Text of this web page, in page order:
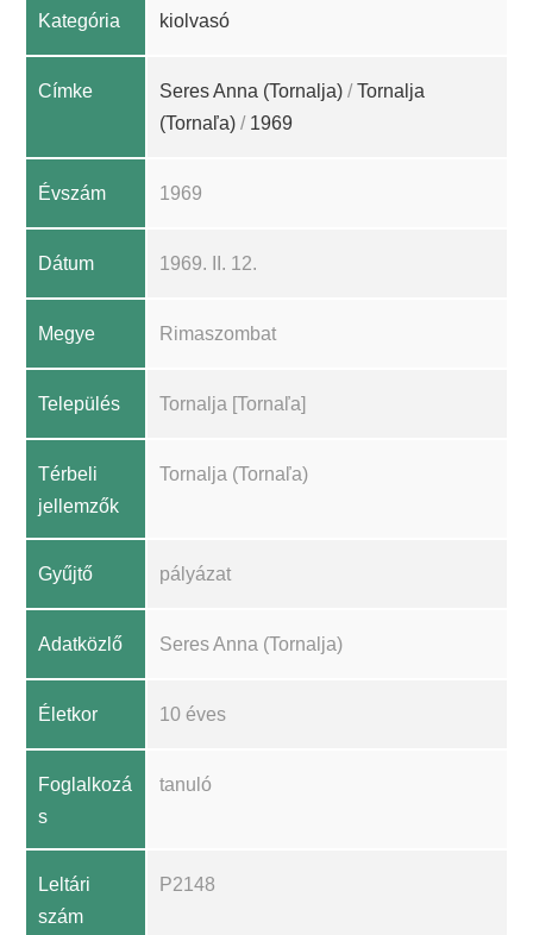
Kategória kiolvasó
Címke Seres Anna (Tornalja) /Tornalja
(Tornaľa) / 1969
Évszám 1969
Dátum 1969. II. 12.
Megye Rimaszombat
Település Tornalja [Tornaľa]
Térbeli
jellemzők
Tornalja (Tornaľa)
Gyűjtő pályázat
Adatközlő Seres Anna (Tornalja)
Életkor 10 éves
Foglalkozá
s
tanuló
Leltári
szám
P2148